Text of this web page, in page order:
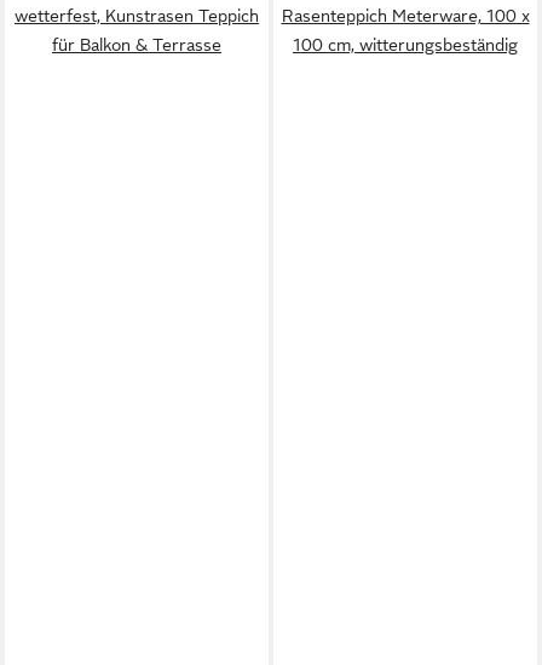
wetterfest, Kunstrasen Teppich
für Balkon & Terrasse
Rasenteppich Meterware, 100 x
100 cm, witterungsbeständig